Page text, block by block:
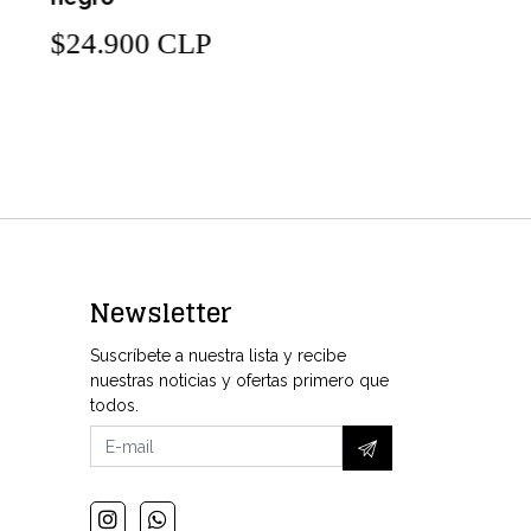
CLP
Newsletter
Suscríbete a nuestra lista y recibe
nuestras noticias y ofertas primero que
todos.